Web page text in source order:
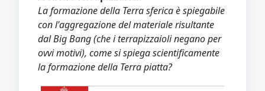
La formazione della Terra sferica è spiegabile
con l'aggregazione del materiale risultante
dal Big Bang (che i terrapizzaioli negano per
ovvi motivi), come si spiega scientificamente
la formazione della Terra piatta?